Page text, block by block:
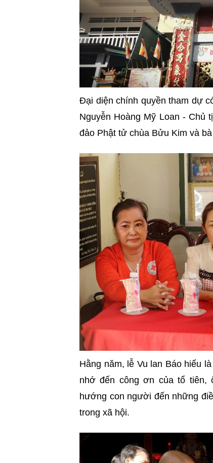
Đại diện chính quyền tham dự
Nguyễn Hoàng Mỹ Loan - Chủ
đảo Phật tử chùa Bửu Kim và
Hằng năm, lễ Vu lan Báo hiếu
nhớ đến công ơn của tổ tiên,
hướng con người đến những
trong xã hội.